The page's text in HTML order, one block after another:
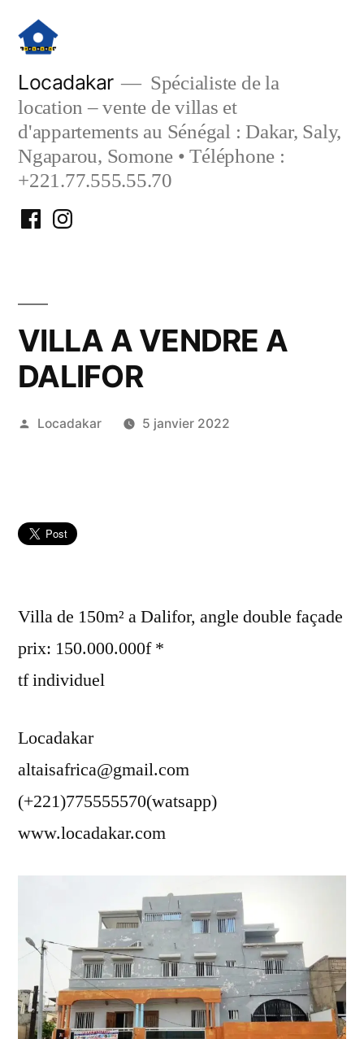
contenu
Locadakar
Spécialiste de la
location – vente de villas et
d'appartements au Sénégal : Dakar, Saly,
Ngaparou, Somone • Téléphone :
+221.77.555.55.70
FacebookInstagram
VILLA A VENDRE A
DALIFOR
Publié
Locadakar 5 janvier 2022
Villa de 150m² a Dalifor, angle double façade
prix: 150.000.000f *
tf individuel
Locadakar
altaisafrica@gmail.com
(+221)775555570(watsapp)
www.locadakar.com